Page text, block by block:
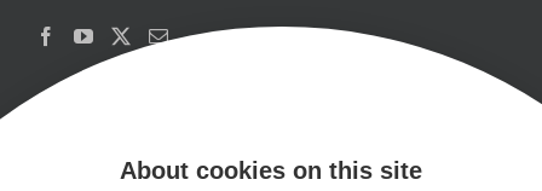
About cookies on this site